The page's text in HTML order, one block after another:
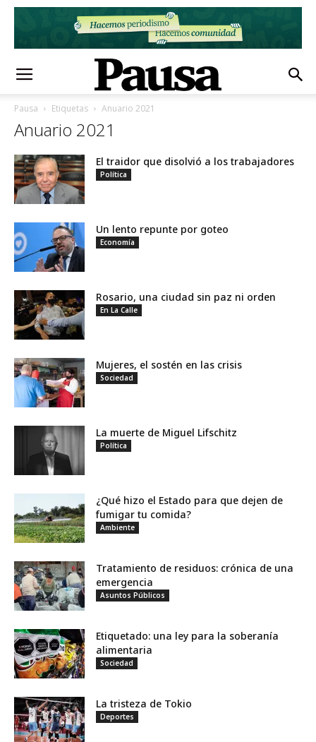
Pausa Etiquetas Anuario 2021
Anuario 2021
El traidor que disolvió a los trabajadores
Política
Un lento repunte por goteo
Economía
Rosario, una ciudad sin paz ni orden
En La Calle
Mujeres, el sostén en las crisis
Sociedad
La muerte de Miguel Lifschitz
Política
¿Qué hizo el Estado para que dejen de
fumigar tu comida?
Ambiente
Tratamiento de residuos: crónica de una
emergencia
Asuntos Públicos
Etiquetado: una ley para la soberanía
alimentaria
Sociedad
La tristeza de Tokio
Deportes